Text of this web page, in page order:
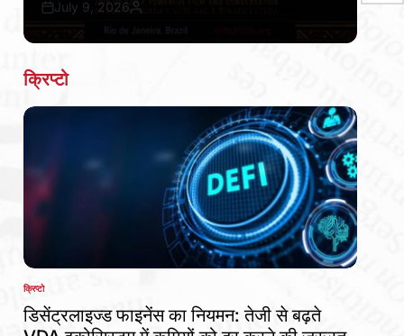
Post
July 9, 2026
By:
क्रिप्टो
POSTED
IN
क्रिप्टो
डिसेंट्रलाइज्ड फाइनेंस का नियमन: तेजी से बढ़ते